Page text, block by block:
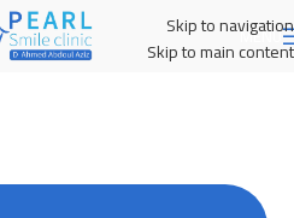
Skip to navigation
Skip to main content
MENU